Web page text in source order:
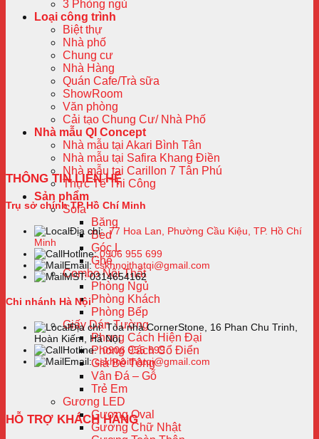
3 Phòng ngủ
Loại công trình
Biệt thự
Nhà phố
Chung cư
Nhà Hàng
Quán Cafe/Trà sữa
ShowRoom
Văn phòng
Cải tạo Chung Cư/ Nhà Phố
Nhà mẫu QI Concept
Nhà mẫu tại Akari Bình Tân
Nhà mẫu tại Safira Khang Điền
Nhà mẫu tại Carillon 7 Tân Phú
Thực Tế Thi Công
Sản phẩm
Sofa
Băng
Bed
Góc L
Ghế
Combo Nội Thất
Phòng Ngủ
Phòng Khách
Phòng Bếp
Giấy Dán Tường
Phong Cách Hiện Đại
Phong Cách Cổ Điển
Giả Bê Tông
Vân Đá – Gỗ
Trẻ Em
Gương LED
Gương Oval
Gương Chữ Nhật
THÔNG TIN LIÊN HỆ
Trụ sở chính TP Hồ Chí Minh
Địa chỉ:77 Hoa Lan, Phường Cầu Kiệu, TP. Hồ Chí
Minh
Hotline:0906 955 699
Email:cskhnoithatqi@gmail.com
MST: 0314654162
Chi nhánh Hà Nội
Địa chỉ: Tòa nhà CornerStone, 16 Phan Chu Trinh,
Hoàn Kiếm, Hà Nội
Hotline:0906 955 699
Email:cskhnoithatqi@gmail.com
HỖ TRỢ KHÁCH HÀNG